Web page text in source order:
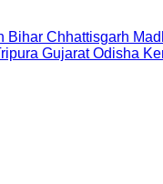
Bihar Chhattisgarh
Gujarat Odisha